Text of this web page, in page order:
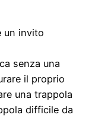
un invito
senza una
il proprio
una trappola
difficile da